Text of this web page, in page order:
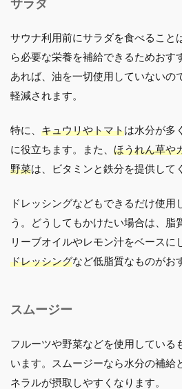
サラダ
サウナ利用前にサラダを食べること
ら必要な栄養を補給できるためおす
あれば、油を一切使用していないの
軽減されます。
特に、 キュウリやトマトは水分が多
に役立ちます。また、 ほうれん草や
野菜は、ビタミンと鉄分を提供して
ドレッシングなどもできるだけ使用
う。どうしてもかけたい場合は、脂
リーブオイルやレモン汁をベースに
ドレッシングなど低脂質なものがお
スムージー
フルーツや野菜などを使用している
います。スムージーなら水分の補給
ネラルが摂取しやすくなります。